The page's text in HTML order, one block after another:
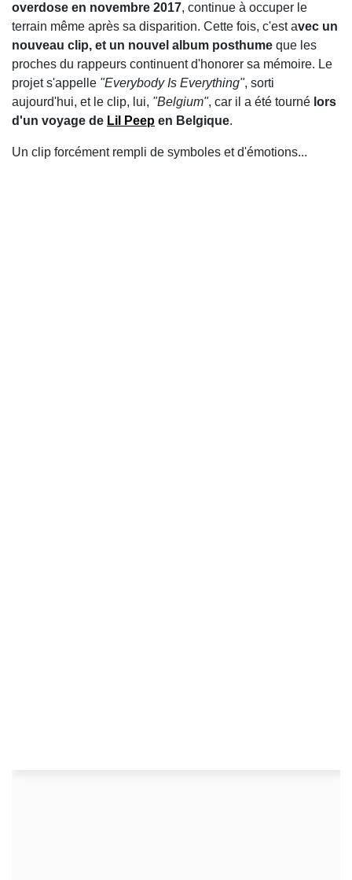
overdose en novembre 2017, continue à occuper le
terrain même après sa disparition. Cette fois, c'est avec un
nouveau clip, et un nouvel album posthume que les
proches du rappeurs continuent d'honorer sa mémoire. Le
projet s'appelle "Everybody Is Everything", sorti
aujourd'hui, et le clip, lui, "Belgium", car il a été tourné lors
d'un voyage de Lil Peep en Belgique.
Un clip forcément rempli de symboles et d'émotions...